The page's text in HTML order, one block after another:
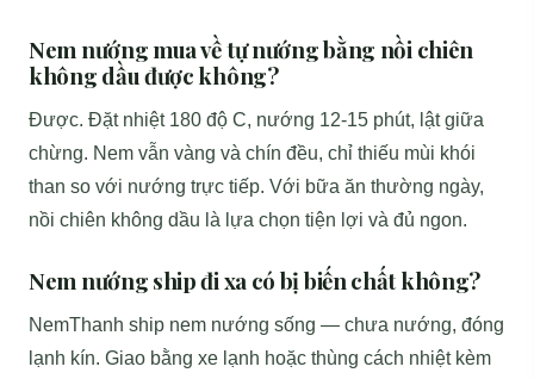
Nem nướng mua về tự nướng bằng nồi chiên
không dầu được không?
Được. Đặt nhiệt 180 độ C, nướng 12-15 phút, lật giữa
chừng. Nem vẫn vàng và chín đều, chỉ thiếu mùi khói
than so với nướng trực tiếp. Với bữa ăn thường ngày,
nồi chiên không dầu là lựa chọn tiện lợi và đủ ngon.
Nem nướng ship đi xa có bị biến chất không?
NemThanh ship nem nướng sống — chưa nướng, đóng
lạnh kín. Giao bằng xe lạnh hoặc thùng cách nhiệt kèm